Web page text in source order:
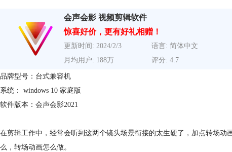
会声会影 视频剪辑软件
惊喜好价，更有好礼相赠！
更新时间: 2024/2/3 语言: 简体中文
月均用户: 188万
评分: 4.7
品牌型号：台式兼容机
系统： windows 10 家庭版
软件版本：会声会影2021
在剪辑工作中，经常会听到这两个镜头场景衔接的太生硬了，加点转场
么，转场动画怎么做。